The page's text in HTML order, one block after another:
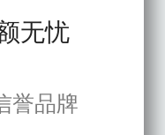
无忧
誉品牌